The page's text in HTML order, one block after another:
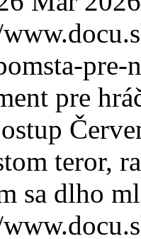
pre-
pre
teror,
sa dlho